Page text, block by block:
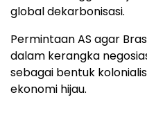
global dekarbonisasi.
Permintaan AS agar
dalam kerangka
sebagai bentuk
ekonomi hijau.